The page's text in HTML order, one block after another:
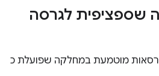
שספציפית לגרסה
מוטמעת במחלקה שפועלת כ